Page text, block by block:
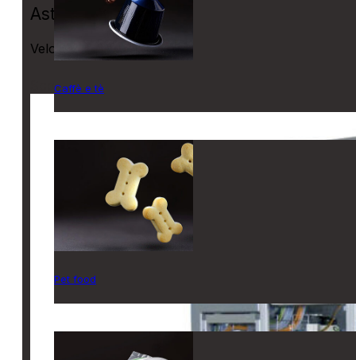
Caffè e tè
Pet food
Astucciatrice wrap-around
Velocità max.: 60 astucci/minuto
Scopri di più